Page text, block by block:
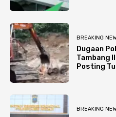
BREAKING
Dugaan
Tambang
Posting
BREAKING